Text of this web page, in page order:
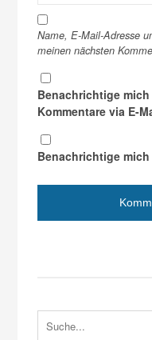
Name, E-Mail-Adresse
meinen nächsten
Benachrichtige
Kommentare via E-
Benachrichtige